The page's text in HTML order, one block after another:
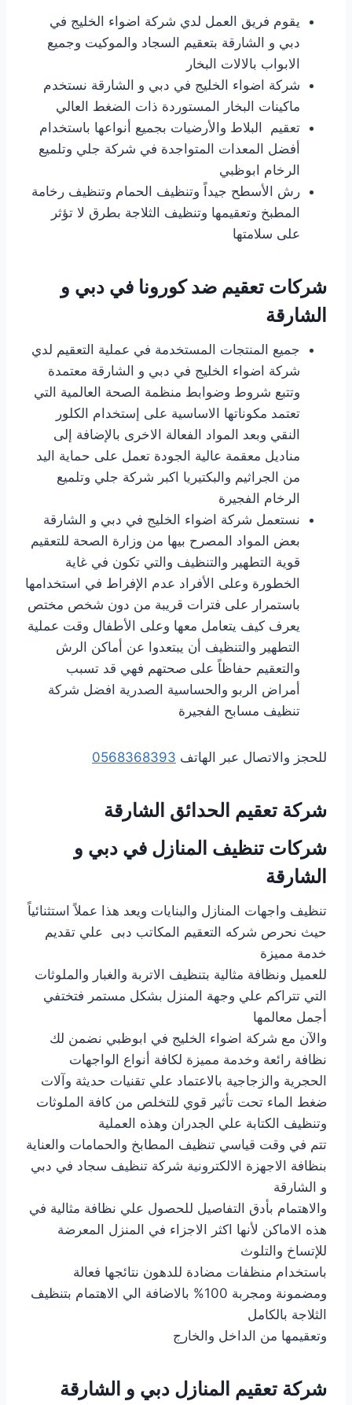
يقوم فريق العمل لدي شركة اضواء الخليج في
دبي و الشارقة بتعقيم السجاد والموكيت وجميع
الابواب بالالات البخار
شركة اضواء الخليج في دبي و الشارقة نستخدم
ماكينات البخار المستوردة ذات الضغط العالي
تعقيم البلاط والأرضيات بجميع أنواعها باستخدام
أفضل المعدات المتواجدة في شركة جلي وتلميع
الرخام ابوظبي
رش الأسطح جيداً وتنظيف الحمام وتنظيف رخامة
المطبخ وتعقيمها وتنظيف الثلاجة بطرق لا تؤثر
على سلامتها
شركات تعقيم ضد كورونا في دبي و
الشارقة
جميع المنتجات المستخدمة في عملية التعقيم لدي
شركة اضواء الخليج في دبي و الشارقة معتمدة
وتتبع شروط وضوابط منظمة الصحة العالمية التي
تعتمد مكوناتها الاساسية على إستخدام الكلور
النقي وبعد المواد الفعالة الاخرى بالإضافة إلى
مناديل معقمة عالية الجودة تعمل على حماية اليد
من الجراثيم والبكتيريا اكبر شركة جلي وتلميع
الرخام الفجيرة
نستعمل شركة اضواء الخليج في دبي و الشارقة
بعض المواد المصرح بيها من وزارة الصحة للتعقيم
قوية التطهير والتنظيف والتي تكون في غاية
الخطورة وعلى الأفراد عدم الإفراط في استخدامها
باستمرار على فترات قريبة من دون شخص مختص
يعرف كيف يتعامل معها وعلى الأطفال وقت عملية
التطهير والتنظيف أن يبتعدوا عن أماكن الرش
والتعقيم حفاظاً على صحتهم فهي قد تسبب
أمراض الربو والحساسية الصدرية افضل شركة
تنظيف مسابح الفجيرة
للحجز والاتصال عبر الهاتف 0568368393
شركة تعقيم الحدائق الشارقة
شركات تنظيف المنازل في دبي و
الشارقة
تنظيف واجهات المنازل والبنايات ويعد هذا عملاً استثنائياً
حيث نحرص شركه التعقيم المكاتب دبى علي تقديم
خدمة مميزة
للعميل ونظافة مثالية بتنظيف الاتربة والغبار والملوثات
التي تتراكم علي وجهة المنزل بشكل مستمر فتختفي
أجمل معالمها
والآن مع شركة اضواء الخليج في ابوظبي نضمن لك
نظافة رائعة وخدمة مميزة لكافة أنواع الواجهات
الحجرية والزجاجية بالاعتماد علي تقنيات حديثة وآلات
ضغط الماء تحت تأثير قوي للتخلص من كافة الملوثات
وتنظيف الكتابة علي الجدران وهذه العملية
تتم في وقت قياسي تنظيف المطابخ والحمامات والعناية
بنظافة الاجهزة الالكترونية شركة تنظيف سجاد في دبي
و الشارقة
والاهتمام بأدق التفاصيل للحصول علي نظافة مثالية في
هذه الاماكن لأنها اكثر الاجزاء في المنزل المعرضة
للإتساخ والتلوث
باستخدام منظفات مضادة للدهون نتائجها فعالة
ومضمونة ومجربة 100% بالاضافة الي الاهتمام بتنظيف
الثلاجة بالكامل
وتعقيمها من الداخل والخارج
شركة تعقيم المنازل دبي و الشارقة